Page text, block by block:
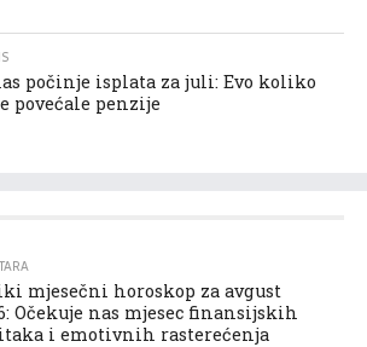
počinje isplata za juli: Evo koliko
povećale penzije
mjesečni horoskop za avgust
Očekuje nas mjesec finansijskih
i emotivnih rasterećenja